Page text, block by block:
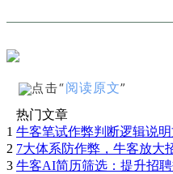
点击“阅读原文”
热门文章
1 牛客笔试作弊判断逻辑说
2 7大体系防作弊，牛客放大
3 牛客AI简历筛选：提升招